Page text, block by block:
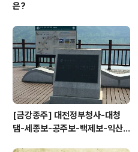
은?
[금강종주] 대전정부청사-대청
댐-세종보-공주보-백제보-익산